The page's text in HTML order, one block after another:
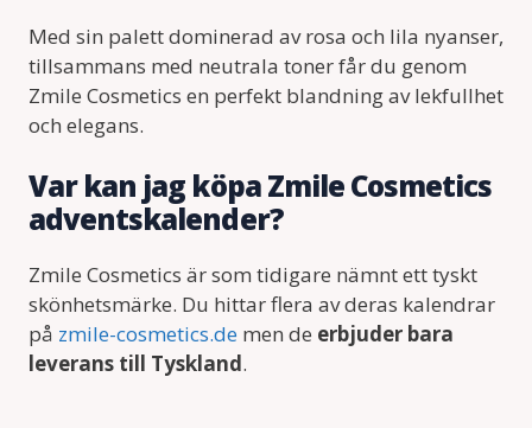
Med sin palett dominerad av rosa och lila nyanser,
tillsammans med neutrala toner får du genom
Zmile Cosmetics en perfekt blandning av lekfullhet
och elegans.
Var kan jag köpa Zmile Cosmetics
adventskalender?
Zmile Cosmetics är som tidigare nämnt ett tyskt
skönhetsmärke. Du hittar flera av deras kalendrar
på zmile-cosmetics.de men de erbjuder bara
leverans till Tyskland.